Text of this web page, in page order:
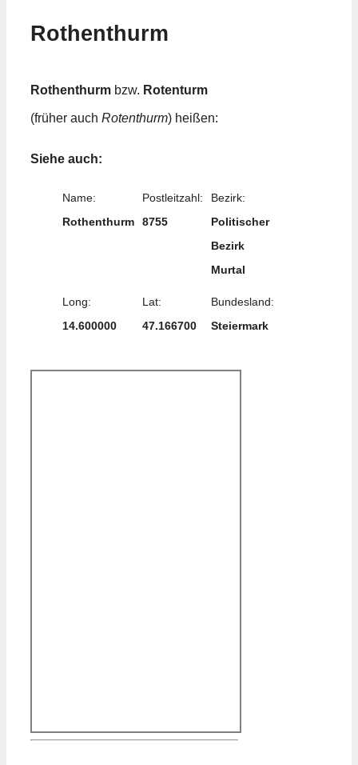
Rothenthurm
Rothenthurm bzw. Rotenturm
(früher auch Rotenthurm) heißen:
Siehe auch:
Name:
Rothenthurm
Postleitzahl:
8755
Bezirk:
Politischer
Bezirk
Murtal
Long:
14.600000
Lat:
47.166700
Bundesland:
Steiermark